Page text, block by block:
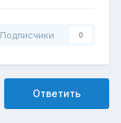
Подписчики 0
Ответить